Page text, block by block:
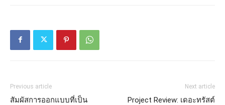
Previous article
สัมผัสการออกแบบที่เป็น
Next article
Project Review: เดอะทรัสต์